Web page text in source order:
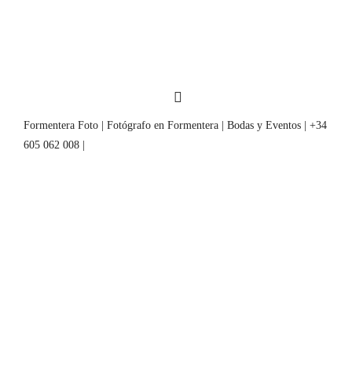
Formentera Foto | Fotógrafo en Formentera | Bodas y Eventos | +34
605 062 008 |